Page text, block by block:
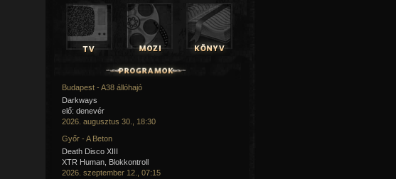
Budapest - A38 állóhajó
Darkways
elő: denevér
2026. augusztus 30., 18:30
Győr - A Beton
Death Disco XIII
XTR Human, Blokkontroll
2026. szeptember 12., 07:15